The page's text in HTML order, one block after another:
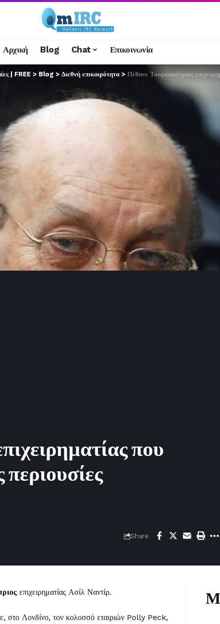
Αρχική Blog Chat Επικοινωνία
| FREE > Blog > Διεθνή επικαιρότητα > Πέθανε Τουρκοκύπριος
που
Share
επιχειρηματίας Ασίλ Ναντίρ.
στο Λονδίνο, τον κολοσσό εταιριών Polly Peck,